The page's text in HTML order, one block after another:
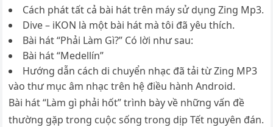
Cách phát tất cả bài hát trên máy sử dụng Zing Mp3.
Dive – iKON là một bài hát mà tôi đã yêu thích.
Bài hát “Phải Làm Gì?” Có lời như sau:
Bài hát “Medellín”
Hướng dẫn cách di chuyển nhạc đã tải từ Zing MP3
vào thư mục âm nhạc trên hệ điều hành Android.
Bài hát “Làm gì phải hốt” trình bày về những vấn đề
thường gặp trong cuộc sống trong dịp Tết nguyên đán.